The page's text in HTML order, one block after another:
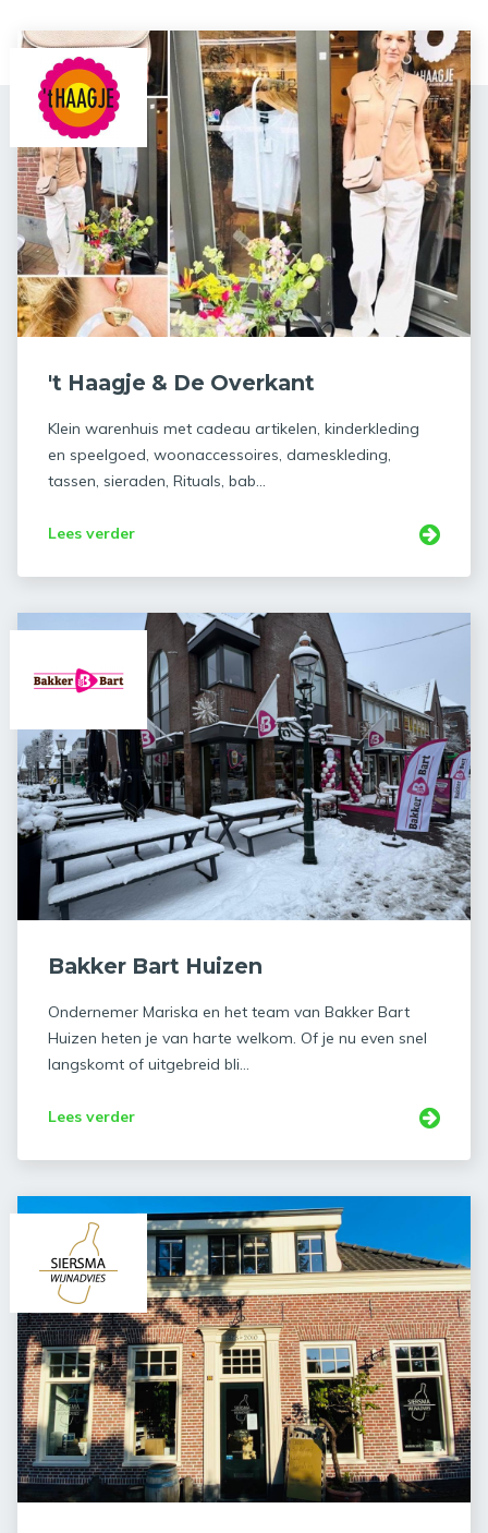
't Haagje & De Overkant
Klein warenhuis met cadeau artikelen, kinderkleding
en speelgoed, woonaccessoires, dameskleding,
tassen, sieraden, Rituals, bab...
Lees verder
Bakker Bart Huizen
Ondernemer Mariska en het team van Bakker Bart
Huizen heten je van harte welkom. Of je nu even snel
langskomt of uitgebreid bli...
Lees verder